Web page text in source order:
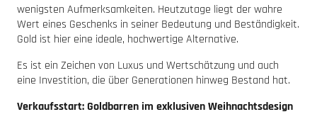
wenigsten Aufmerksamkeiten. Heutzutage liegt der wahre
Wert eines Geschenks in seiner Bedeutung und Beständigkeit.
Gold ist hier eine ideale, hochwertige Alternative.
Es ist ein Zeichen von Luxus und Wertschätzung und auch
eine Investition, die über Generationen hinweg Bestand hat.
Verkaufsstart: Goldbarren im exklusiven Weihnachtsdesign